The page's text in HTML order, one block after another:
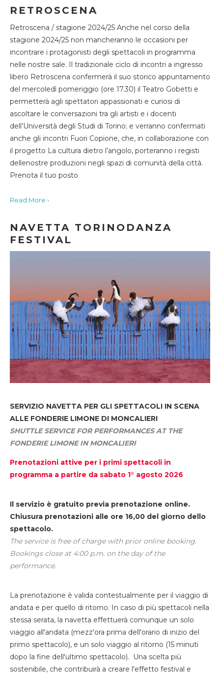
RETROSCENA
Retroscena / stagione 2024/25 Anche nel corso della
stagione 2024/25 non mancheranno le occasioni per
incontrare i protagonisti degli spettacoli in programma
nelle nostre sale. Il tradizionale ciclo di incontri a ingresso
libero Retroscena confermerà il suo storico appuntamento
del mercoledì pomeriggio (ore 17.30) il Teatro Gobetti e
permetterà agli spettatori appassionati e curiosi di
ascoltare le conversazioni tra gli artisti e i docenti
dell’Università degli Studi di Torino; e verranno confermati
anche gli incontri Fuori Copione, che, in collaborazione con
il progetto La cultura dietro l’angolo, porteranno i registi
dellenostre produzioni negli spazi di comunità della città.
Prenota il tuo posto
Read More ›
NAVETTA TORINODANZA
FESTIVAL
SERVIZIO NAVETTA PER GLI SPETTACOLI IN SCENA
ALLE FONDERIE LIMONE DI MONCALIERI
SHUTTLE SERVICE FOR PERFORMANCES AT THE
FONDERIE LIMONE IN MONCALIERI
Prenotazioni attive per i primi spettacoli in
programma a partire da sabato 1° agosto 2026
Il servizio è gratuito previa prenotazione online.
Chiusura prenotazioni alle ore 16,00 del giorno dello
spettacolo.
The service is free of charge with prior online booking.
Bookings close at 4:00 p.m. on the day of the
performance.
La prenotazione è valida contestualmente per il viaggio di
andata e per quello di ritorno. In caso di più spettacoli nella
stessa serata, la navetta effettuerà comunque un solo
viaggio all'andata (mezz'ora prima dell'orario di inizio del
primo spettacolo), e un solo viaggio al ritorno (15 minuti
dopo la fine dell'ultimo spettacolo). Una scelta più
sostenibile, che contribuirà a creare l'effetto festival e